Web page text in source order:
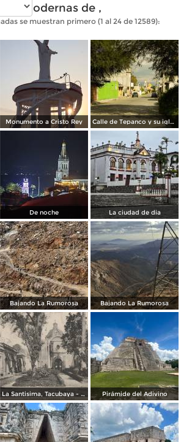
modernas de ,
se muestran primero (1 al 24 de 12589):
Monumento a Cristo Rey Calle de Tepanco y su iglesia
De noche La ciudad de dia
Bajando La Rumorosa Bajando La Rumorosa
La Santisima, Tacubaya - México Pirámide del Adivino